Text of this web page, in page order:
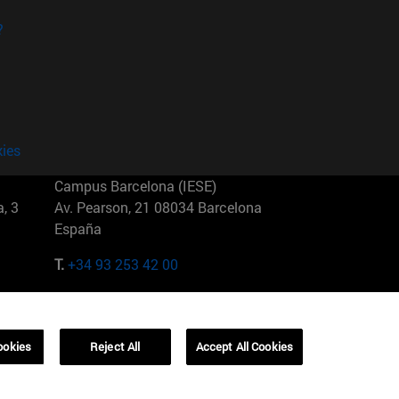
3
Campus Barcelona (IESE)
Av. Pearson, 21 08034 Barcelona
España
T.+34 93 253 42 00
01321001 Bela Vista Brasil
Reject All Accept All Cookies